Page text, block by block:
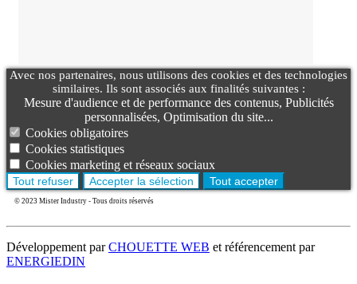
Avec nos partenaires, nous utilisons des cookies et des technologies
similaires. Ils sont associés aux finalités suivantes :
Mesure d'audience et de performance des contenus, Publicités
personnalisées, Optimisation du site...
Cookies obligatoires
Cookies statistiques
Cookies marketing et réseaux sociaux
Tout refuser Accepter la sélection Tout accepter
© 2023 Mister Industry - Tous droits réservés
Développement parCHOUETTE WEB et référencement par
ENERGIEDIN